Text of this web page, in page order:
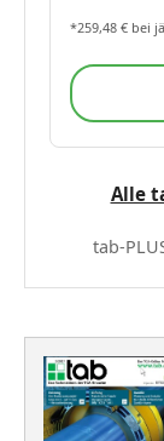
*259,48 € bei
Alle
tab-